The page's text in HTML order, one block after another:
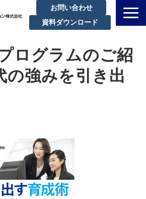
お問い合わせ
資料ダウンロード
解決できる課題
ービスラインアップ
お知らせ
企業情報
ログラムのご紹
の強みを引き出